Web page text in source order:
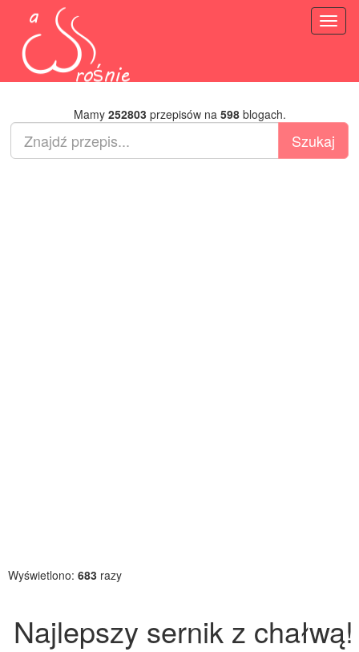
Mamy 252803przepisów na 598blogach.
Wyświetlono: 683 razy
Najlepszy sernik z chałwą!